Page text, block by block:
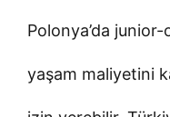
Polonya’da
yaşam maliyetini